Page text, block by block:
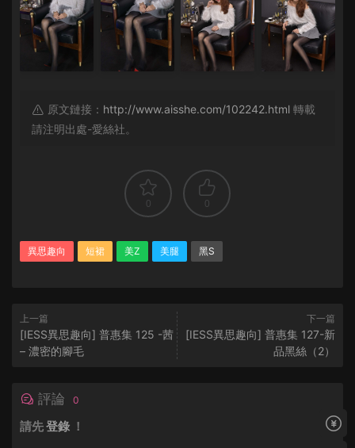
原文鏈接： http://www.aisshe.com/102242.html 轉載
請注明出處-愛絲社。
0 0
異思趣向 短裙 美Z 美腿 黑S
上一篇
[IESS異思趣向] 普惠集 125 -茜
– 濃密的腳毛
下一篇
[IESS異思趣向] 普惠集 127-新
品黑絲（2）
評論 0
請先登錄 ！